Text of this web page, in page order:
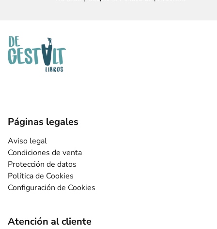
Páginas legales
Aviso legal
Condiciones de venta
Protección de datos
Política de Cookies
Configuración de Cookies
Atención al cliente